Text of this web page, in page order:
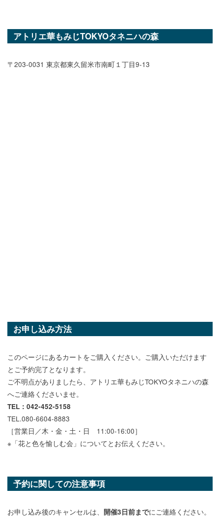
アトリエ華もみじTOKYOタネニハの森
〒203-0031 東京都東久留米市南町１丁目9-13
お申し込み方法
このページにあるカートをご購入ください。ご購入いただけます
とご予約完了となります。
ご不明点がありましたら、アトリエ華もみじTOKYOタネニハの森
へご連絡くださいませ。
TEL：042-452-5158
TEL.080-6604-8883
［営業日／木・金・土・日 11:00-16:00］
※「花と色を愉しむ会」についてとお伝えください。
予約に関しての注意事項
お申し込み後のキャンセルは、 開催3日前までにご連絡ください。